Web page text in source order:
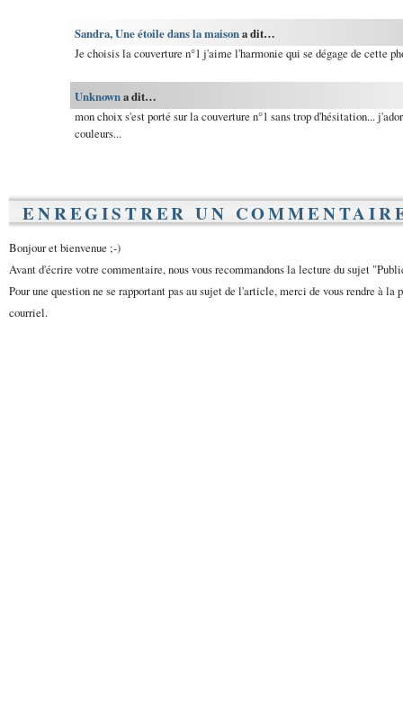
Sandra, Une étoile dans la maisona dit…
Je choisis la couverture n°1 j'aime l'harmonie qui se dégage de cette
Unknowna dit…
mon choix s'est porté sur la couverture n°1 sans trop d'hésitation...
couleurs...
ENREGISTRER UN
Bonjour et bienvenue ;-)
Avant d'écrire votre commentaire, nous vous recommandons la lecture du sujet
Pour une question ne se rapportant pas au sujet de l'article, merci de vous rendre à la
courriel.